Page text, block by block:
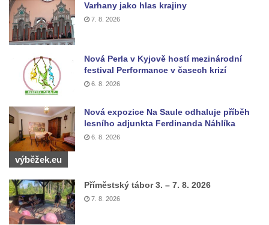
vstupu do poutního místa Římov
Plastika Koule v Gutenbergově ulici v
Liberci
Pamětní deska Vojtěcha Kocmicha na
domě čp. 37 v ulici Betlém v Římově
Socha vodníka v Plavu
Socha svatého Jana Nepomuckého v
Třebušíně
Pamětní deska Johanna Nepomuka
Fischera na domě čp. 5/16 na třídě 9.
května v Rumburku
Pamětní deska Johanna Neumanna
Varhany jako hlas krajiny
7. 8. 2026
Nová Perla v Kyjově hostí mezinárodní
festival Performance v časech krizí
6. 8. 2026
Nová expozice Na Saule odhaluje příběh
lesního adjunkta Ferdinanda Náhlíka
6. 8. 2026
výběžek.eu
Příměstský tábor 3. – 7. 8. 2026
7. 8. 2026